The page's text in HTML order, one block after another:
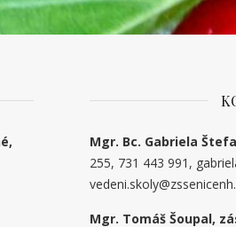
Mgr. Bc. Gabriela
255, 731 443 991,
Mgr. Tomáš Šoupal,